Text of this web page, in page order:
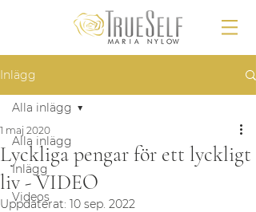
Inlägg
Alla inlägg
Inlägg
Videos
Alla inlägg
Lyckliga pengar för ett lyckligt
liv - VIDEO
1 maj 2020
Uppdaterat: 10 sep. 2022